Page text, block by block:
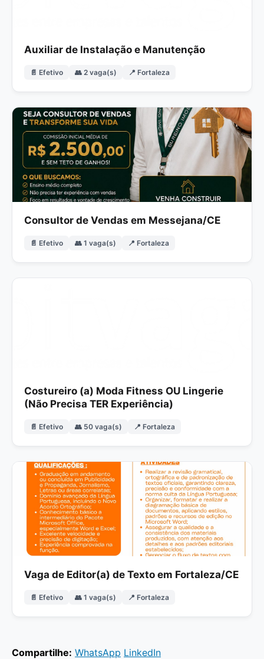
Auxiliar de Instalação e Manutenção
📄 Efetivo 👥 2 vaga(s) 📍 Fortaleza
Consultor de Vendas em Messejana/CE
📄 Efetivo 👥 1 vaga(s) 📍 Fortaleza
Costureiro (a) Moda Fitness OU Lingerie
(Não Precisa TER Experiência)
📄 Efetivo 👥 50 vaga(s) 📍 Fortaleza
Vaga de Editor(a) de Texto em Fortaleza/CE
📄 Efetivo 👥 1 vaga(s) 📍 Fortaleza
Compartilhe: WhatsApp LinkedIn